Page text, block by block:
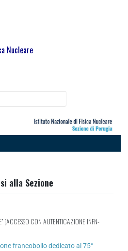
Nucleare
alla Sezione
(ACCESSO CON AUTENTICAZIONE INFN-
francobollo dedicato al 75°